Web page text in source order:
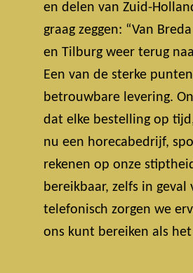
en delen van Zuid-
graag zeggen: “Van
en Tilburg weer terug
Een van de sterke
betrouwbare levering.
dat elke bestelling op
nu een horecabedrijf,
rekenen op onze
bereikbaar, zelfs in
telefonisch zorgen we
ons kunt bereiken als